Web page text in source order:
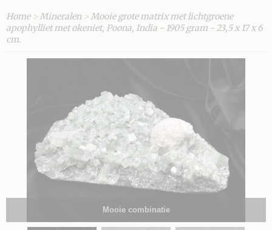
Home>Mineralen >Mooie grote matrix met lichtgroene
apophylliet met okeniet, Poona, India - 1905 gram - 23,5 x 17 x 6
cm.
Mooie combinatie